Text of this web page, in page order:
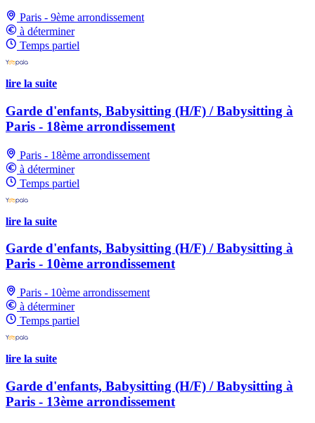
Paris - 9ème arrondissement
à déterminer
Temps partiel
lire la suite
Garde d'enfants, Babysitting (H/F) / Babysitting à
Paris - 18ème arrondissement
Paris - 18ème arrondissement
à déterminer
Temps partiel
lire la suite
Garde d'enfants, Babysitting (H/F) / Babysitting à
Paris - 10ème arrondissement
Paris - 10ème arrondissement
à déterminer
Temps partiel
lire la suite
Garde d'enfants, Babysitting (H/F) / Babysitting à
Paris - 13ème arrondissement